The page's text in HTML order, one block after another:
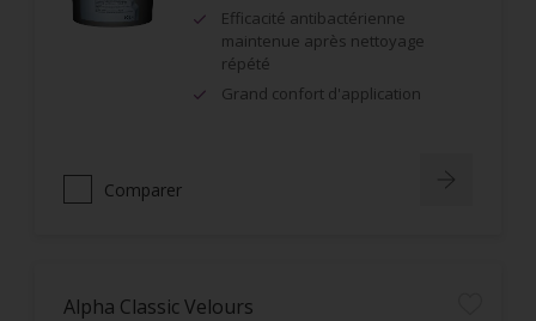
Efficacité antibactérienne
maintenue après nettoyage
répété
Grand confort d'application
Comparer
Alpha Classic Velours